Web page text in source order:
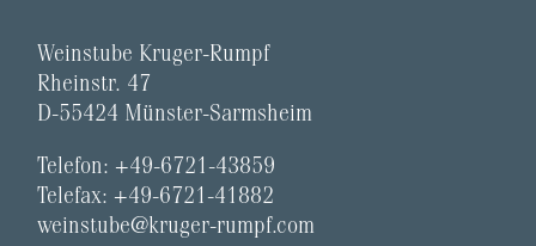
Weinstube Kruger-Rumpf
Rheinstr. 47
D-55424 Münster-Sarmsheim
Telefon: +49-6721-43859
Telefax: +49-6721-41882
weinstube@kruger-rumpf.com